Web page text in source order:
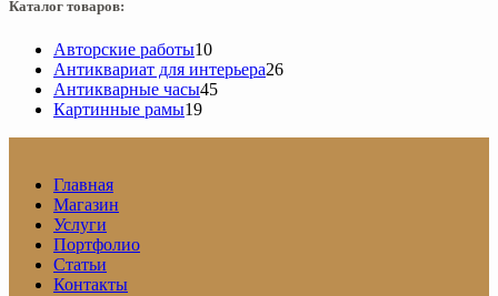
Каталог товаров:
Авторские работы1010
товаров
Антиквариат для интерьера2626
Антикварные часы4545
Картинные рамы1919
Главная
Магазин
Услуги
Портфолио
Статьи
Контакты